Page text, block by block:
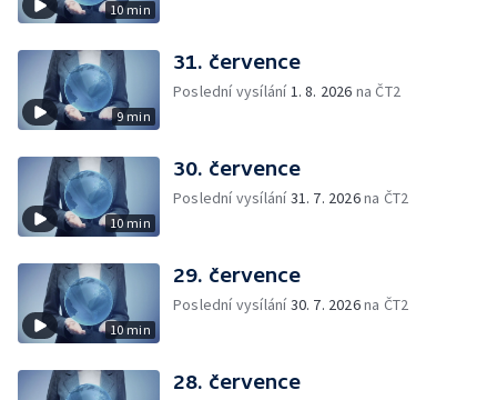
10 min
9 min
31. července
Poslední vysílání1. 8. 2026 na ČT2
10 min
30. července
Poslední vysílání31. 7. 2026na ČT2
10 min
29. července
Poslední vysílání30. 7. 2026na ČT2
28. července